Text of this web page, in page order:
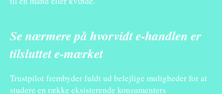
Se nærmere på hvorvidt e-handlen er
tilsluttet e-mærket
Trustpilot frembyder fuldt ud belejlige muligheder for at
studere en række eksisterende konsumenters